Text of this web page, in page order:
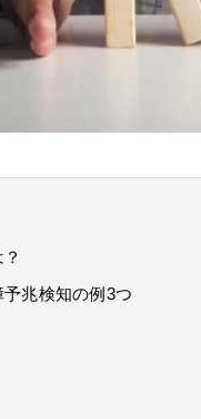
兆検知の例3つ